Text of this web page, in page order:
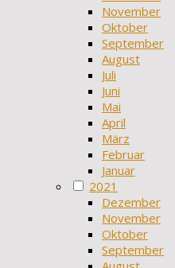
November
Oktober
September
August
Juli
Juni
Mai
April
März
Februar
Januar
2021
Dezember
November
Oktober
September